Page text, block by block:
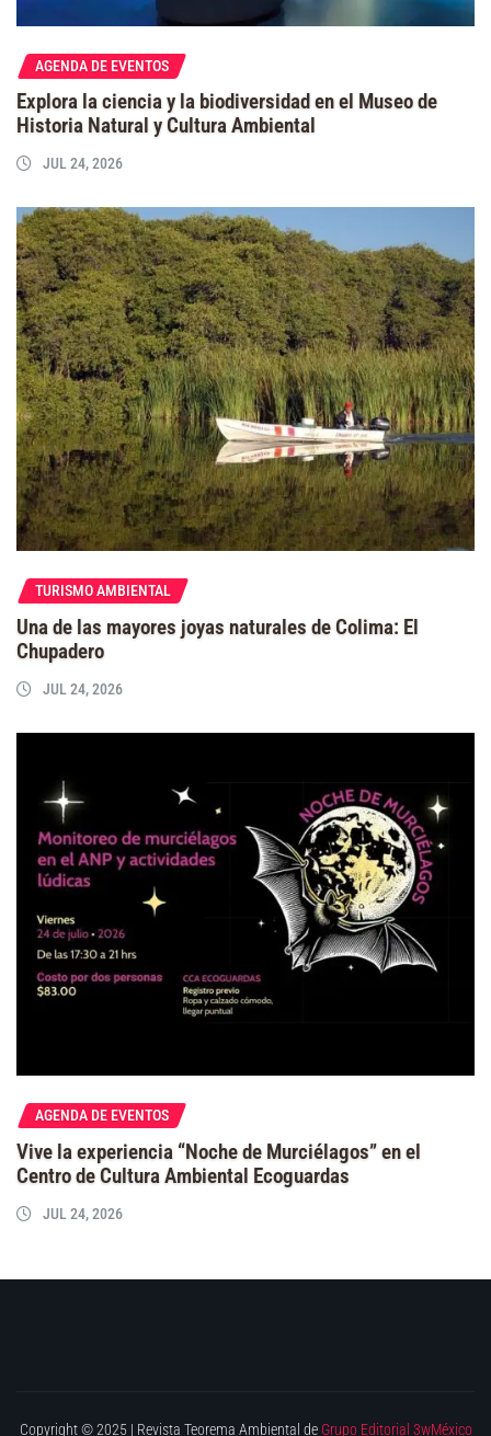
AGENDA DE EVENTOS
Explora la ciencia y la biodiversidad en el Museo de
Historia Natural y Cultura Ambiental
JUL 24, 2026
TURISMO AMBIENTAL
Una de las mayores joyas naturales de Colima: El
Chupadero
JUL 24, 2026
AGENDA DE EVENTOS
Vive la experiencia “Noche de Murciélagos” en el
Centro de Cultura Ambiental Ecoguardas
JUL 24, 2026
Copyright © 2025 | Revista Teorema Ambiental de Grupo Editorial 3wMéxico